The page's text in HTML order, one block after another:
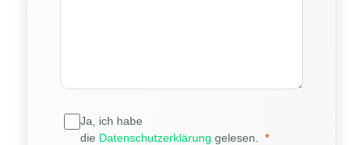
Ja, ich habe
die Datenschutzerklärung gelesen.